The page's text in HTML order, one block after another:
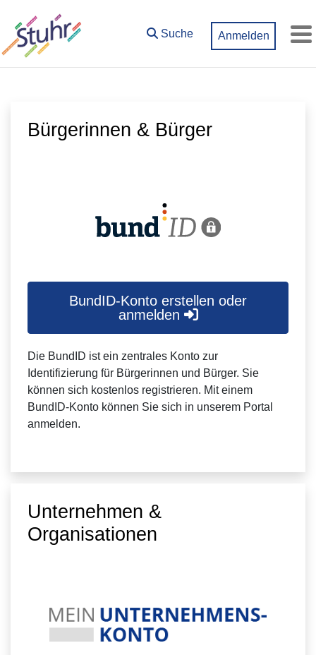
Zum Hauptinhalt springen
Suche Anmelden
Bürgerinnen & Bürger
BundID-Konto erstellen oder
anmelden
Die BundID ist ein zentrales Konto zur
Identifizierung für Bürgerinnen und Bürger. Sie
können sich kostenlos registrieren. Mit einem
BundID-Konto können Sie sich in unserem Portal
anmelden.
Unternehmen &
Organisationen